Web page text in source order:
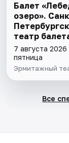
Балет
озеро».
театр
П.И.
7 августа 2026
пятница
Эрмитажный
Все